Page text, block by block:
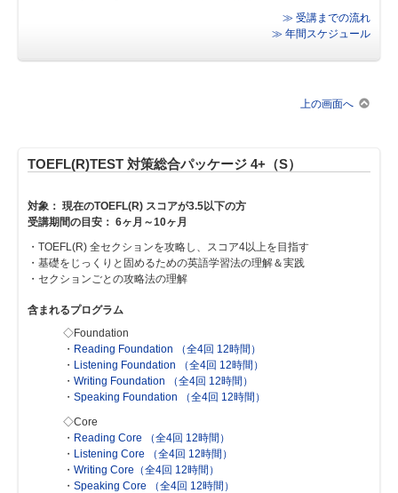
≫ 受講までの流れ
≫ 年間スケジュール
上の画面へ
TOEFL(R)TEST 対策総合パッケージ 4+（S）
対象： 現在のTOEFL(R) スコアが3.5以下の方
受講期間の目安： 6ヶ月～10ヶ月
・TOEFL(R) 全セクションを攻略し、スコア4以上を目指す
・基礎をじっくりと固めるための英語学習法の理解＆実践
・セクションごとの攻略法の理解
含まれるプログラム
◇Foundation
・ Reading Foundation （全4回 12時間）
・
Listening Foundation （全4回 12時間）
・ Writing Foundation （全4回 12時間）
・ Speaking Foundation （全4回 12時間）
◇Core
・ Reading Core （全4回 12時間）
・
Listening Core （全4回 12時間）
・ Writing Core（全4回 12時間）
・ Speaking Core （全4回 12時間）